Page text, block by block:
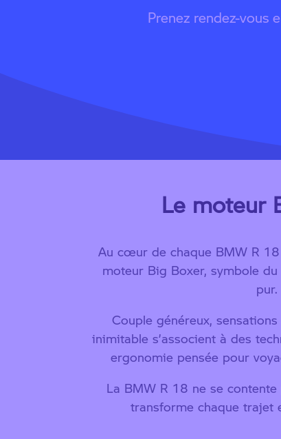
Prenez rendez-vous
Le moteur
Au cœur de chaque BMW R
moteur Big Boxer, symbole du
pur.
Couple généreux,
inimitable s’associent à des
ergonomie pensée pour
La BMW R 18 ne se
transforme chaque trajet